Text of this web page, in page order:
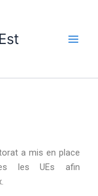
a mis en place
les UEs afin